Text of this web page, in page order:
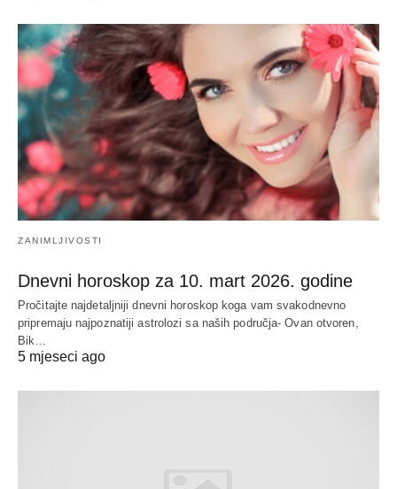
ZANIMLJIVOSTI
Dnevni horoskop za 10. mart 2026. godine
Pročitajte najdetaljniji dnevni horoskop koga vam svakodnevno
pripremaju najpoznatiji astrolozi sa naših područja- Ovan otvoren,
Bik…
5 mjeseci ago